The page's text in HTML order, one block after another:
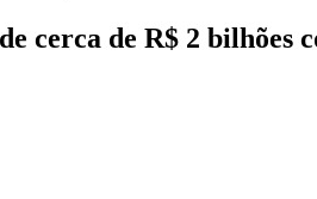
cerca de R$ 2 bilhões